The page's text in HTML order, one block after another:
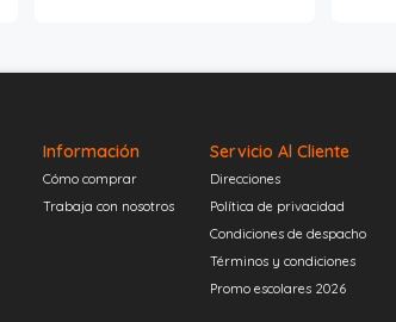
Información
Cómo comprar
Trabaja con nosotros
Servicio Al Cliente
Direcciones
Política de privacidad
Condiciones de despacho
Términos y condiciones
Promo escolares 2026